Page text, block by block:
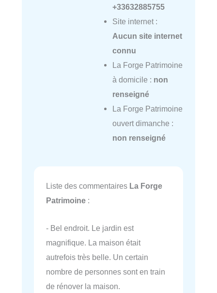
+33632885755
Site internet :
Aucun site internet
connu
La Forge Patrimoine
à domicile : non
renseigné
La Forge Patrimoine
ouvert dimanche :
non renseigné
Liste des commentaires La Forge
Patrimoine :
- Bel endroit. Le jardin est
magnifique. La maison était
autrefois très belle. Un certain
nombre de personnes sont en train
de rénover la maison.